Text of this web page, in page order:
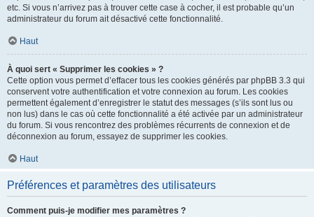
etc. Si vous n’arrivez pas à trouver cette case à cocher, il est probable qu’un
administrateur du forum ait désactivé cette fonctionnalité.
Haut
À quoi sert « Supprimer les cookies » ?
Cette option vous permet d’effacer tous les cookies générés par phpBB 3.3 qui
conservent votre authentification et votre connexion au forum. Les cookies
permettent également d’enregistrer le statut des messages (s’ils sont lus ou
non lus) dans le cas où cette fonctionnalité a été activée par un administrateur
du forum. Si vous rencontrez des problèmes récurrents de connexion et de
déconnexion au forum, essayez de supprimer les cookies.
Haut
Préférences et paramètres des utilisateurs
Comment puis-je modifier mes paramètres ?